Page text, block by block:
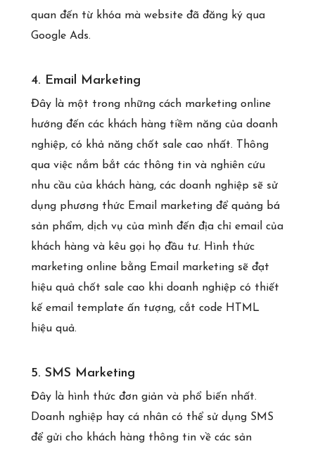
quan đến từ khóa mà website đã đăng ký qua
Google Ads.
4. Email Marketing
Đây là một trong những cách marketing online
hướng đến các khách hàng tiềm năng của doanh
nghiệp, có khả năng chốt sale cao nhất. Thông
qua việc nắm bắt các thông tin và nghiên cứu
nhu cầu của khách hàng, các doanh nghiệp sẽ sử
dụng phương thức Email marketing để quảng bá
sản phẩm, dịch vụ của mình đến địa chỉ email của
khách hàng và kêu gọi họ đầu tư. Hình thức
marketing online bằng Email marketing sẽ đạt
hiệu quả chốt sale cao khi doanh nghiệp có thiết
kế email template ấn tượng, cắt code HTML
hiệu quả.
5. SMS Marketing
Đây là hình thức đơn giản và phổ biến nhất.
Doanh nghiệp hay cá nhân có thể sử dụng SMS
để gửi cho khách hàng thông tin về các sản